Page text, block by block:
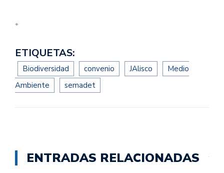
*
ETIQUETAS:
Biodiversidad convenio JAlisco
Medio
Ambiente
semadet
ENTRADAS RELACIONADAS